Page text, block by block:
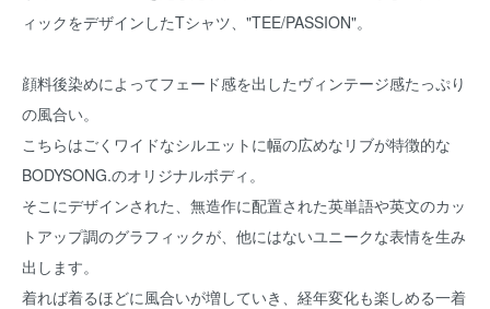
ィックをデザインしたTシャツ、"TEE/PASSION"。
顔料後染めによってフェード感を出したヴィンテージ感たっぷり
の風合い。
こちらはごくワイドなシルエットに幅の広めなリブが特徴的な
BODYSONG.のオリジナルボディ。
そこにデザインされた、無造作に配置された英単語や英文のカッ
トアップ調のグラフィックが、他にはないユニークな表情を生み
出します。
着れば着るほどに風合いが増していき、経年変化も楽しめる一着